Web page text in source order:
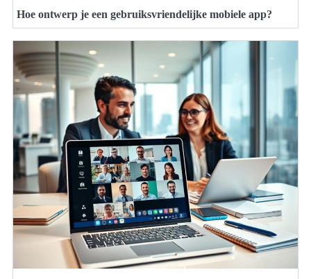
Hoe ontwerp je een gebruiksvriendelijke mobiele app?